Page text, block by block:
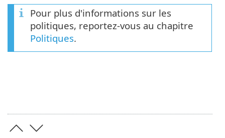
Pour plus d'informations sur les
politiques, reportez-vous au chapitre
Politiques.